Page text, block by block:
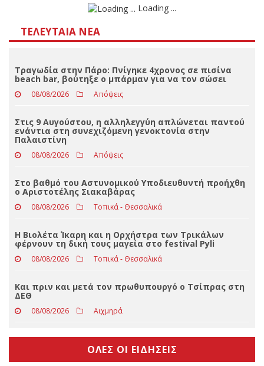
ΤΕΛΕΥΤΑΊΑ ΝΈΑ
Τραγωδία στην Πάρο: Πνίγηκε 4χρονος σε πισίνα
beach bar, βούτηξε ο μπάρμαν για να τον σώσει
08/08/2026
ενάντια στη συνεχιζόμενη γενοκτονία στην
Παλαιστίνη
08/08/2026 Απόψεις
Στο βαθμό του Αστυνομικού Υποδιευθυντή προήχθη
ο Αριστοτέλης Σιακαβάρας
08/08/2026 Τοπικά - Θεσσαλικά
Η Βιολέτα Ίκαρη και η Ορχήστρα των Τρικάλων
φέρνουν τη δική τους μαγεία στο festival Pyli
08/08/2026 Τοπικά - Θεσσαλικά
Και πριν και μετά τον πρωθυπουργό ο Τσίπρας στη